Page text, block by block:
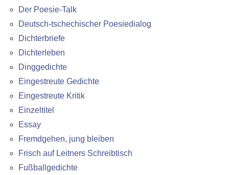
Der Poesie-Talk
Deutsch-tschechischer Poesiedialog
Dichterbriefe
Dichterleben
Dinggedichte
Eingestreute Gedichte
Eingestreute Kritik
Einzeltitel
Essay
Fremdgehen, jung bleiben
Frisch auf Leitners Schreibtisch
Fußballgedichte